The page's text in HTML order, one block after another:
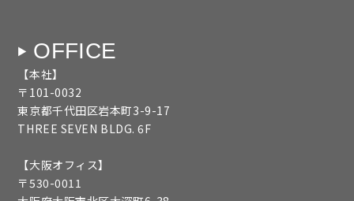
OFFICE
【本社】
〒101-0032
東京都千代田区岩本町3-9-17
THREE SEVEN BLDG. 6F
【大阪オフィス】
〒530-0011